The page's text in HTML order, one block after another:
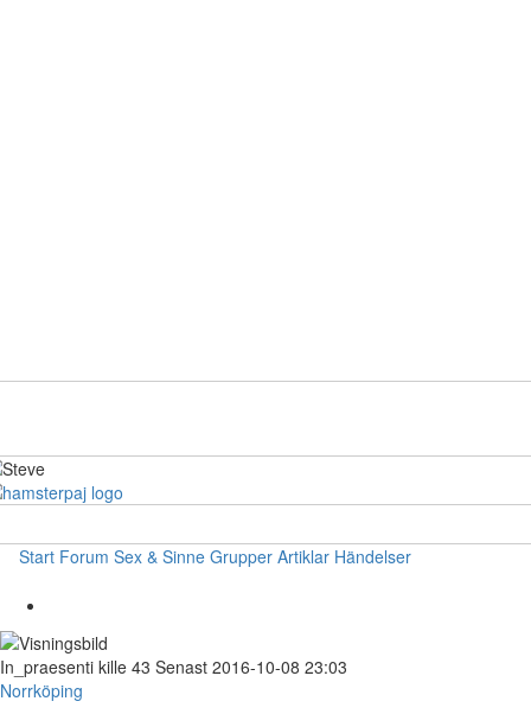
Start Forum Sex & Sinne Grupper Artiklar Händelser
In_praesenti kille 43 Senast 2016-10-08 23:03
Norrköping